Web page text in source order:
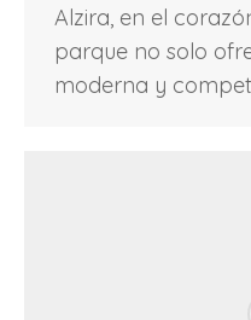
Alzira, en el
parque no solo
moderna y